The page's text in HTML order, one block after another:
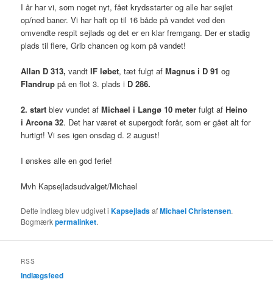
I år har vi, som noget nyt, fået krydsstarter og alle har sejlet
op/ned baner. Vi har haft op til 16 både på vandet ved den
omvendte respit sejlads og det er en klar fremgang. Der er stadig
plads til flere, Grib chancen og kom på vandet!
Allan D 313, vandt IF løbet, tæt fulgt afMagnus i D 91 og
Flandrup på en flot 3. plads i D 286.
2. start blev vundet afMichael i Langø 10 meter fulgt afHeino
i Arcona 32. Det har været et supergodt forår, som er gået alt for
hurtigt! Vi ses igen onsdag d. 2 august!
I ønskes alle en god ferie!
Mvh Kapsejladsudvalget/Michael
Dette indlæg blev udgivet iKapsejladsafMichael Christensen.
Bogmærkpermalinket.
RSS
Indlægsfeed